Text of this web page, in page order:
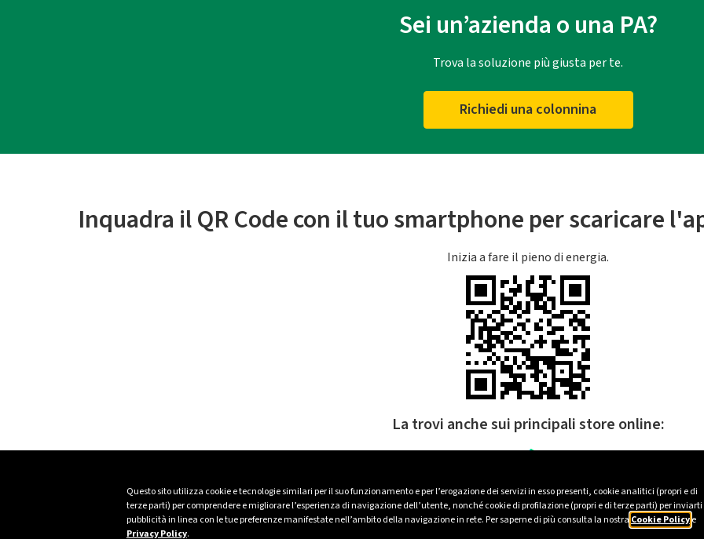
Questo sito utilizza cookie e tecnologie similari per il suo funzionamento e per l’erogazione dei servizi in esso presenti, cookie analitici (propri e di
terze parti) per comprendere e migliorare l’esperienza di navigazione dell’utente, nonché cookie di profilazione (propri e di terze parti) per inviarti
pubblicità in linea con le tue preferenze manifestate nell’ambito della navigazione in rete. Per saperne di più consulta la nostra Cookie Policye
Privacy Policy.
Sei un’azienda o una PA?
Trova la soluzione più giusta per te.
Richiedi una colonnina
Inquadra il QR Code con il tuo smartphone per scaricare
Inizia a fare il pieno di energia.
La trovi anche sui principali store online: